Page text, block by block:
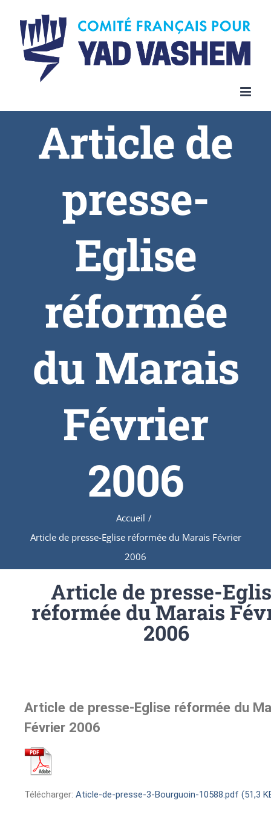
Article de
presse-
Eglise
réformée
du Marais
Février
2006
Accueil /
Article de presse-Eglise réformée du Marais Février
2006
Article de presse-
réformée du Marais
2006
Article de presse-Eglise réformée du
Février 2006
Télécharger: Aticle-de-presse-3-Bourguoin-10588.pdf (51,3